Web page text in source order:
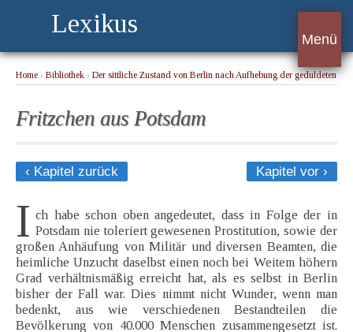
Lexikus
Menü
Home › Bibliothek › Der sittliche Zustand von Berlin nach Aufhebung der geduldeten
Fritzchen aus Potsdam
‹ Kapitel zurück Kapitel vor ›
I ch habe schon oben angedeutet, dass in Folge der in
Potsdam nie toleriert gewesenen Prostitution, sowie der
großen Anhäufung von Militär und diversen Beamten, die
heimliche Unzucht daselbst einen noch bei Weitem höhern
Grad verhältnismäßig erreicht hat, als es selbst in Berlin
bisher der Fall war. Dies nimmt nicht Wunder, wenn man
bedenkt, aus wie verschiedenen Bestandteilen die
Bevölkerung von 40.000 Menschen zusammengesetzt ist.